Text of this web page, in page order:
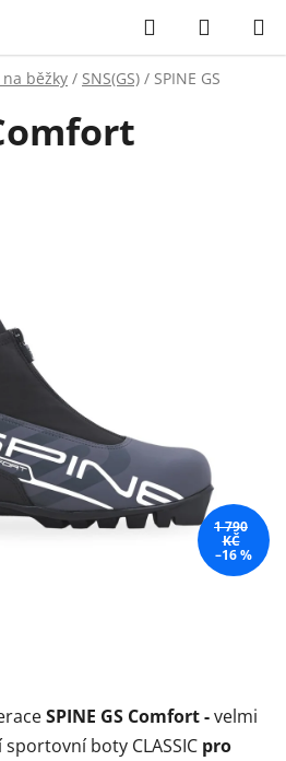
Hledat
KOŠÍK
na běžky / SNS(GS) / SPINE GS
SPINE GS Comfort -velmi
boty CLASSIC pro
1 790
KČ
–16 %